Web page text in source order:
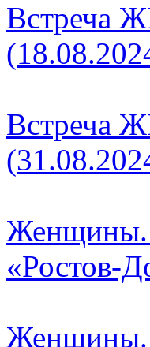
Встреча
Встреча
Женщины.
«Ростов-
Женщины.